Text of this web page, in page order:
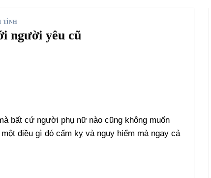
TÌNH
người yêu cũ
bất cứ người phụ nữ nào cũng không muốn
điều gì đó cấm kỵ và nguy hiểm mà ngay cả